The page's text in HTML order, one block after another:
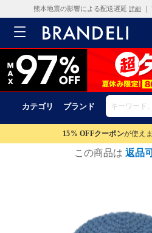
熊本地震の影響による配送遅延 詳細
カテゴリ ブランド
15% OFFクーポンが使え
この商品は 返品